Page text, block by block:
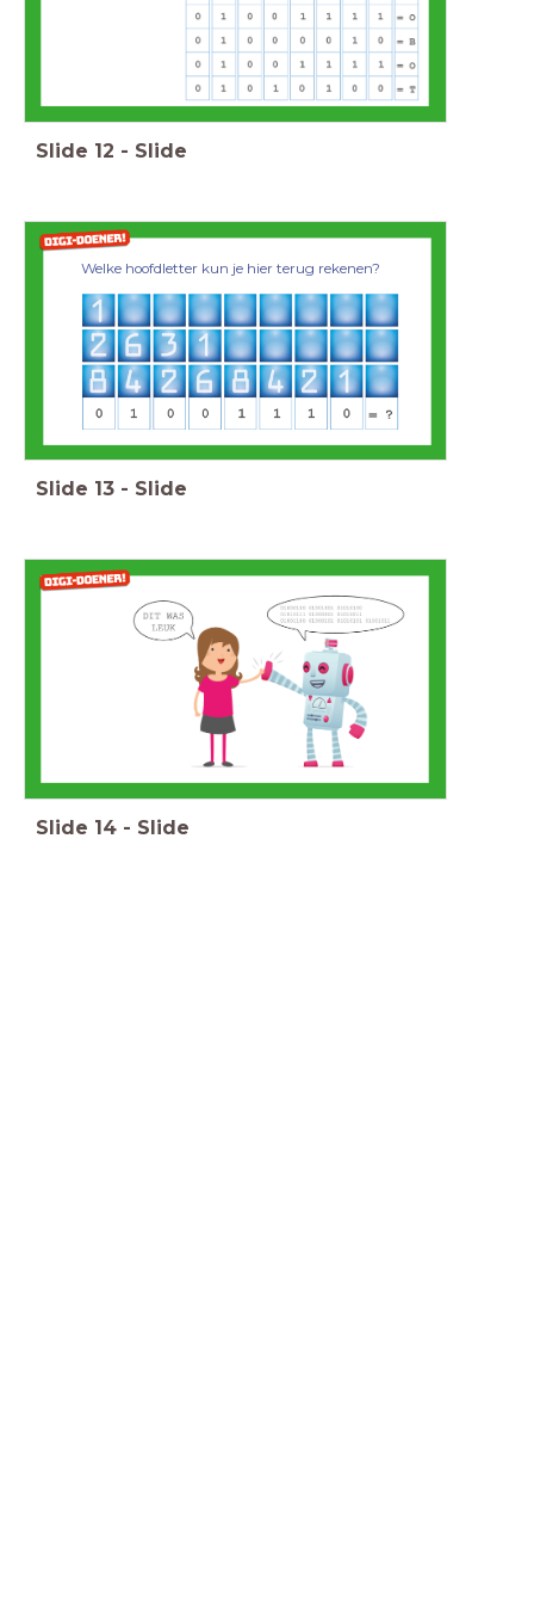
Slide 12 - Slide
Welke hoofdletter kun je hier terug rekenen?
Slide 13 - Slide
Slide 14 - Slide